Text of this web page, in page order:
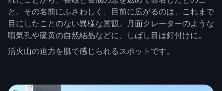
と。その名前にふさわしく、目前に広がるのは、これまで
目にしたことのない異様な景観。月面クレーターのような
噴気孔や硫黄の自然結晶などに、しばし目は釘付けに。
活火山の迫力を肌で感じられるスポットです。